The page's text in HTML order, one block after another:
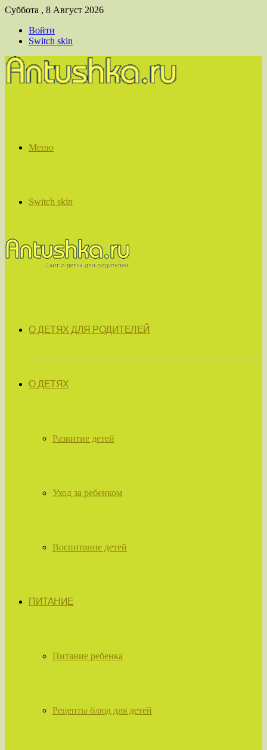
Суббота , 8 Август 2026
Войти
Switch skin
Меню
Switch skin
О ДЕТЯХ ДЛЯ РОДИТЕЛЕЙ
О ДЕТЯХ
Развитие детей
Уход за ребенком
Воспитание детей
ПИТАНИЕ
Питание ребенка
Рецепты блюд для детей